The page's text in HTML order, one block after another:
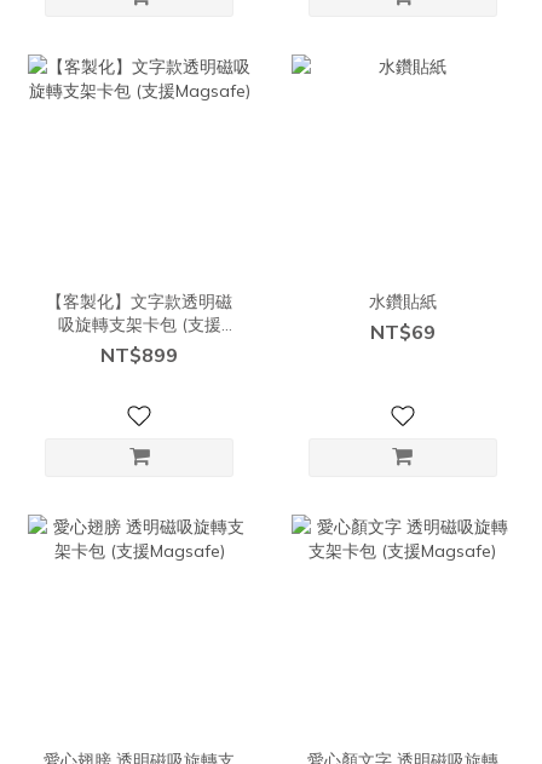
【客製化】文字款透明磁
吸旋轉支架卡包 (支援
Magsafe)
NT$899
水鑽貼紙
NT$69